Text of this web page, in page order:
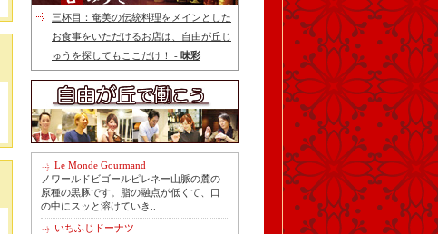
三杯目：奄美の伝統料理をメインとした
お食事をいただけるお店は、自由が丘じ
ゅうを探してもここだけ！ - 味彩
Le Monde Gourmand
ノワールドビゴールピレネー山脈の麓の
原種の黒豚です。脂の融点が低くて、口
の中にスッと溶けていき..
いちふじドーナツ